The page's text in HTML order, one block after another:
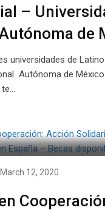
–
de
universidades de
Autónoma de México
March 12, 2020